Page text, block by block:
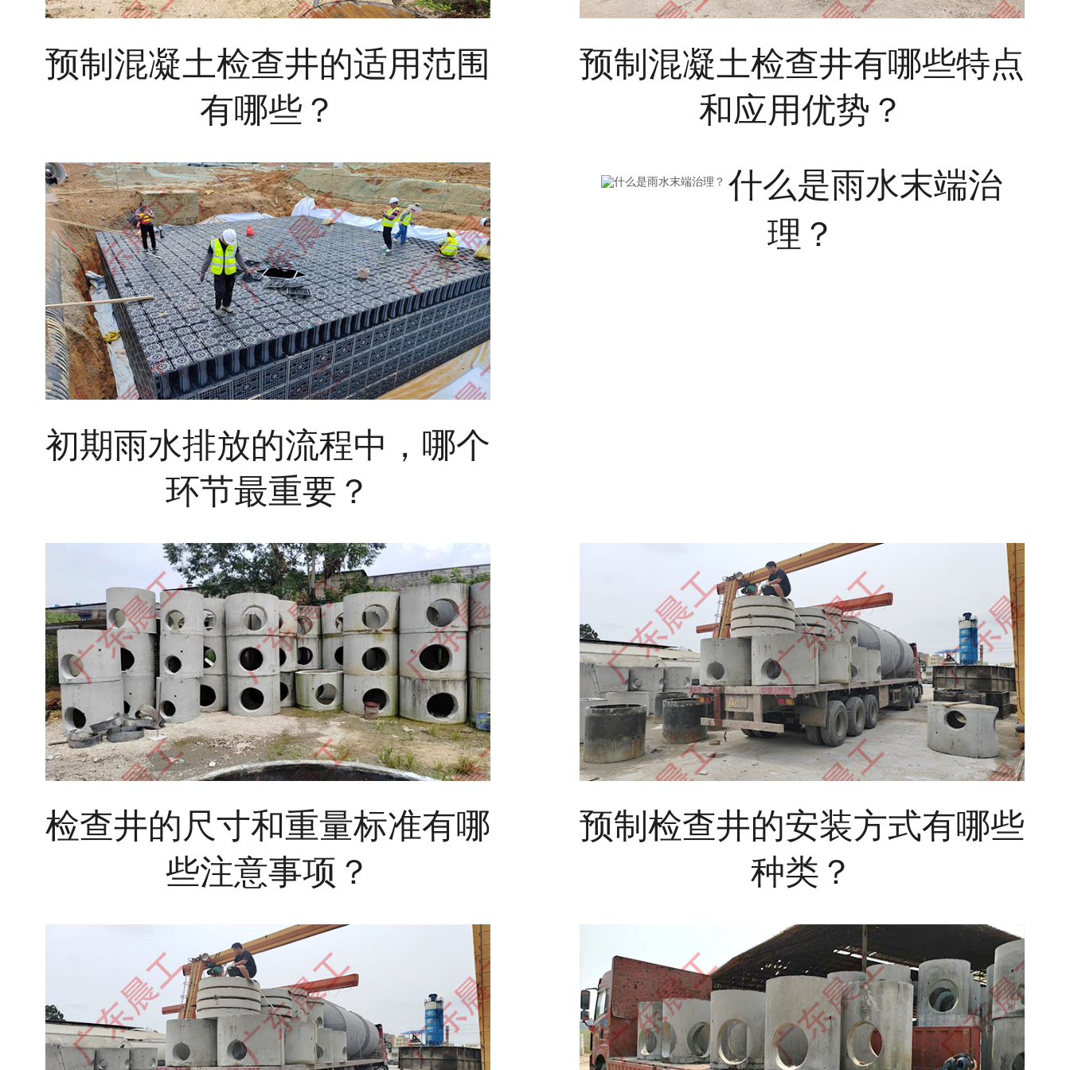
预制混凝土检查井的适用范围
有哪些？
预制混凝土检查井有哪些特点
和应用优势？
初期雨水排放的流程中，哪个
环节最重要？
什么是雨水末端治
理？
检查井的尺寸和重量标准有哪
些注意事项？
预制检查井的安装方式有哪些
种类？